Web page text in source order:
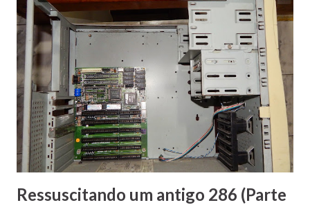
destaque os novos applets Gerenciador de arquivos e
Configurações
Ressuscitando um antigo 286 (Parte